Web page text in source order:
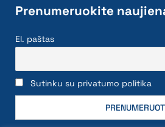
Prenumeruokite
El. paštas
Sutinku su privatumo politika